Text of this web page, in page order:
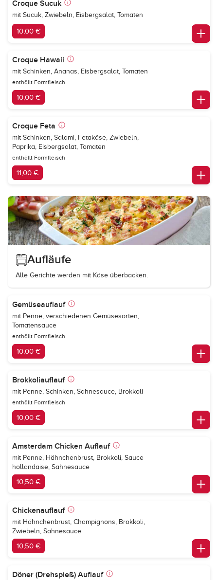
Croque Sucuk
mit Sucuk, Zwiebeln, Eisbergsalat, Tomaten
10,00 €
Croque Hawaii
mit Schinken, Ananas, Eisbergsalat, Tomaten
enthällt Formfleisch
10,00 €
Croque Feta
mit Schinken, Salami, Fetakäse, Zwiebeln,
Paprika, Eisbergsalat, Tomaten
enthällt Formfleisch
11,00 €
Aufläufe
Alle Gerichte werden mit Käse überbacken.
Gemüseauflauf
mit Penne, verschiedenen Gemüsesorten,
Tomatensauce
enthällt Formfleisch
10,00 €
Brokkoliauflauf
mit Penne, Schinken, Sahnesauce, Brokkoli
enthällt Formfleisch
10,00 €
Amsterdam Chicken Auflauf
mit Penne, Hähnchenbrust, Brokkoli, Sauce
hollandaise, Sahnesauce
10,50 €
Chickenauflauf
mit Hähnchenbrust, Champignons, Brokkoli,
Zwiebeln, Sahnesauce
10,50 €
Döner (Drehspieß) Auflauf